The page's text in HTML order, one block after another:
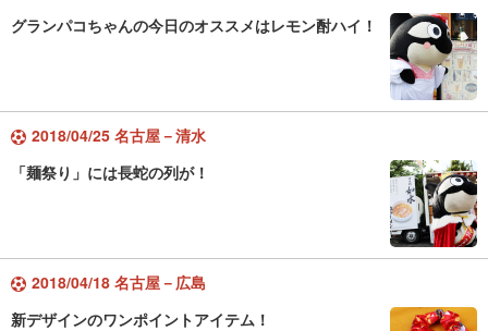
グランパコちゃんの今日のオススメはレモン酎ハイ！
2018/04/25 名古屋－清水
「麺祭り」には長蛇の列が！
2018/04/18 名古屋－広島
新デザインのワンポイントアイテム！